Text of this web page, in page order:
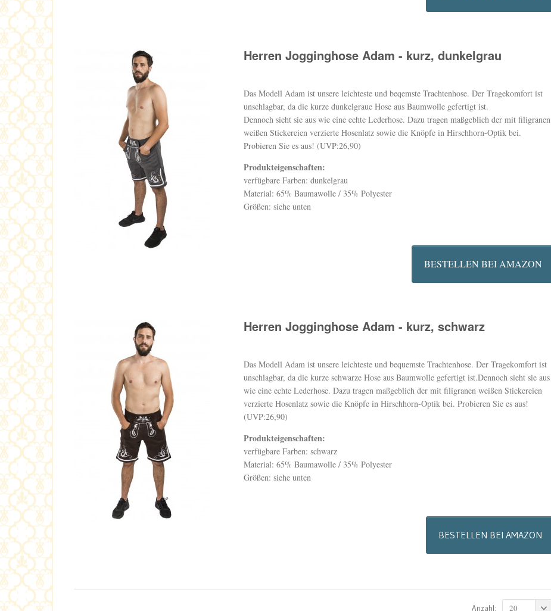
Herren Jogginghose Adam - kurz, dunkelgrau
Das Modell Adam ist unsere leichteste und beqemste Trachtenhose. Der Tragekomfort ist
unschlagbar, da die kurze dunkelgraue Hose aus Baumwolle gefertigt ist.
Dennoch sieht sie aus wie eine echte Lederhose. Dazu tragen maßgeblich der mit filigranen
weißen Stickereien verzierte Hosenlatz sowie die Knöpfe in Hirschhorn-Optik bei.
Probieren Sie es aus! (UVP:26,90)
Produkteigenschaften:
verfügbare Farben: dunkelgrau
Material: 65% Baumawolle / 35% Polyester
Größen: siehe unten
BESTELLEN BEI AMAZON
Herren Jogginghose Adam - kurz, schwarz
Das Modell Adam ist unsere leichteste und bequemste Trachtenhose. Der Tragekomfort ist
unschlagbar, da die kurze schwarze Hose aus Baumwolle gefertigt ist.Dennoch sieht sie aus
wie eine echte Lederhose. Dazu tragen maßgeblich der mit filigranen weißen Stickereien
verzierte Hosenlatz sowie die Knöpfe in Hirschhorn-Optik bei. Probieren Sie es aus!
(UVP:26,90)
Produkteigenschaften:
verfügbare Farben: schwarz
Material: 65% Baumawolle / 35% Polyester
Größen: siehe unten
BESTELLEN BEI AMAZON
Anzahl: 20